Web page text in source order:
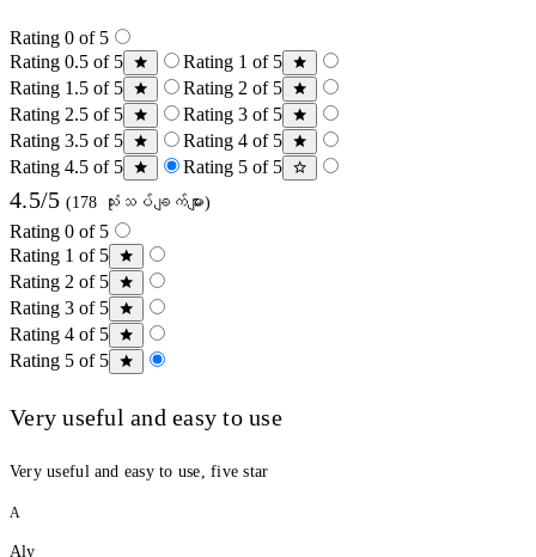
Rating 0 of 5
Rating 0.5 of 5
Rating 1 of 5
Rating 1.5 of 5
Rating 2 of 5
Rating 2.5 of 5
Rating 3 of 5
Rating 3.5 of 5
Rating 4 of 5
Rating 4.5 of 5
Rating 5 of 5
4.5/5 (178 သုံးသပ်ချက်များ)
Rating 0 of 5
Rating 1 of 5
Rating 2 of 5
Rating 3 of 5
Rating 4 of 5
Rating 5 of 5
Very useful and easy to use
Very useful and easy to use, five star
A
Aly